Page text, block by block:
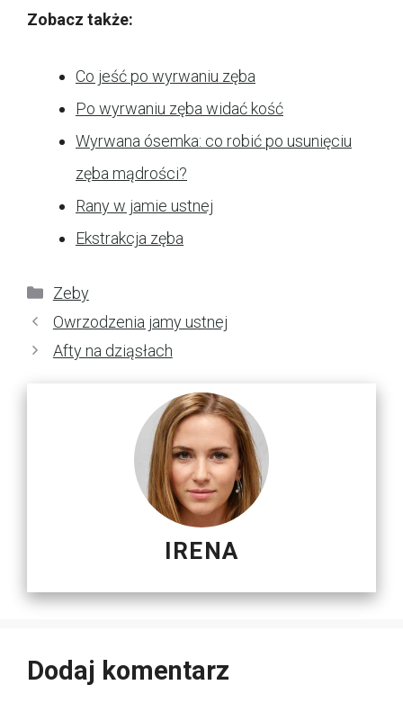
Zobacz także:
Co jeść po wyrwaniu zęba
Po wyrwaniu zęba widać kość
Wyrwana ósemka: co robić po usunięciu
zęba mądrości?
Rany w jamie ustnej
Ekstrakcja zęba
Kategorie
Zeby
Owrzodzenia jamy ustnej
Afty na dziąsłach
IRENA
Dodaj komentarz